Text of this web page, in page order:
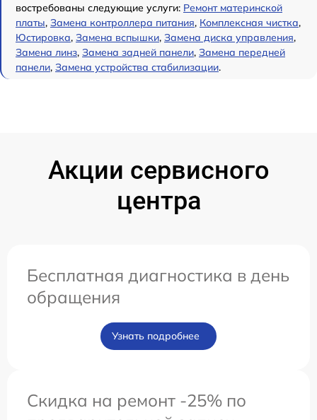
востребованы следующие услуги: Ремонт материнской
платы, Замена контроллера питания, Комплексная чистка,
Юстировка, Замена вспышки, Замена диска управления,
Замена линз, Замена задней панели, Замена передней
панели, Замена устройства стабилизации.
Акции сервисного
центра
Бесплатная диагностика в день
обращения
Узнать подробнее
Скидка на ремонт -25% по